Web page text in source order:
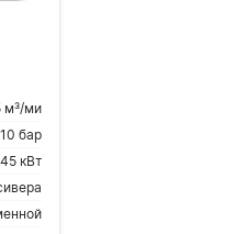
м³/ми
10 бар
45 кВт